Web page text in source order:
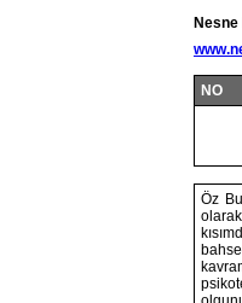
NO
Öz